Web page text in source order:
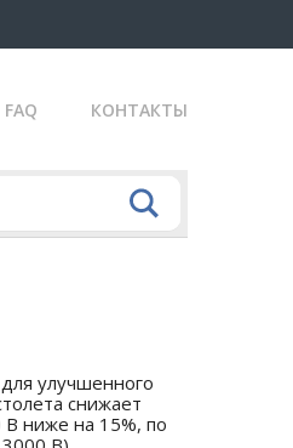
FAQ КОНТАКТЫ
улучшенного
снижает
B ниже на 15%, по